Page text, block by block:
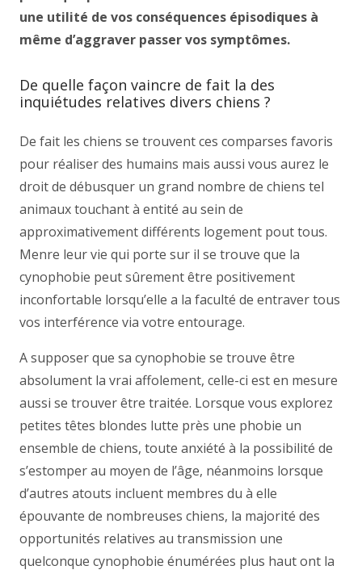
une utilité de vos conséquences épisodiques à
même d’aggraver passer vos symptômes.
De quelle façon vaincre de fait la des
inquiétudes relatives divers chiens ?
De fait les chiens se trouvent ces comparses favoris
pour réaliser des humains mais aussi vous aurez le
droit de débusquer un grand nombre de chiens tel
animaux touchant à entité au sein de
approximativement différents logement pout tous.
Menre leur vie qui porte sur il se trouve que la
cynophobie peut sûrement être positivement
inconfortable lorsqu’elle a la faculté de entraver tous
vos interférence via votre entourage.
A supposer que sa cynophobie se trouve être
absolument la vrai affolement, celle-ci est en mesure
aussi se trouver être traitée. Lorsque vous explorez
petites têtes blondes lutte près une phobie un
ensemble de chiens, toute anxiété à la possibilité de
s’estomper au moyen de l’âge, néanmoins lorsque
d’autres atouts incluent membres du à elle
épouvante de nombreuses chiens, la majorité des
opportunités relatives au transmission une
quelconque cynophobie énumérées plus haut ont la